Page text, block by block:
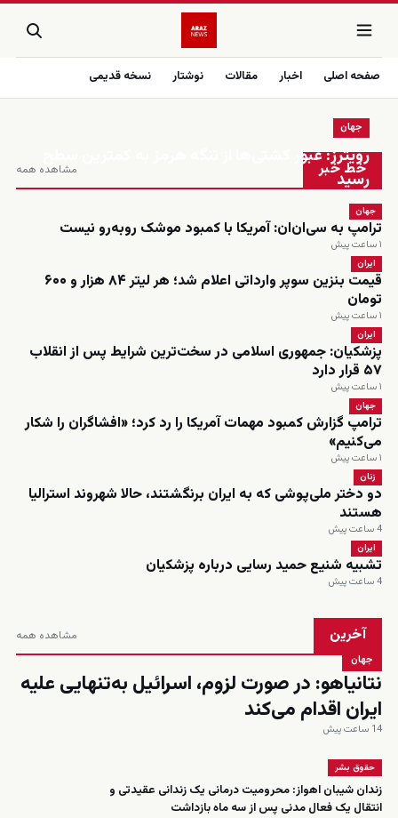
صفحه اصلی اخبار مقالات نوشتار نسخه قدیمی
زنده
خط خبر مشاهده همه
جهان
رویترز: عبور کشتی‌ها از تنگه هرمز به کمترین سطح
رسید
جهان
ترامپ به سی‌ان‌ان: آمریکا با کمبود موشک روبه‌رو نیست
۱ ساعت پیش
ایران
قیمت بنزین سوپر وارداتی اعلام شد؛ هر لیتر ۸۴ هزار و ۶۰۰
تومان
۱ ساعت پیش
ایران
پزشکیان: جمهوری اسلامی در سخت‌ترین شرایط پس از انقلاب
۵۷ قرار دارد
۱ ساعت پیش
جهان
ترامپ گزارش کمبود مهمات آمریکا را رد کرد؛ «افشاگران را شکار
می‌کنیم»
۱ ساعت پیش
زنان
دو دختر ملی‌پوشی که به ایران برنگشتند، حالا شهروند استرالیا
هستند
4 ساعت پیش
ایران
تشبیه شنیع حمید رسایی درباره پزشکیان
4 ساعت پیش
آخرین مشاهده همه
جهان
نتانیاهو: در صورت لزوم، اسرائیل به‌تنهایی علیه
ایران اقدام می‌کند
14 ساعت پیش
حقوق بشر
زندان شیبان اهواز: محرومیت درمانی یک زندانی عقیدتی و
انتقال یک فعال مدنی پس از سه ماه بازداشت